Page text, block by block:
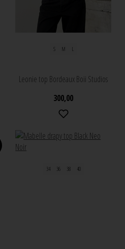
S M L
Leonie top Bordeaux Boii Studios
300,00
34 36 38 40